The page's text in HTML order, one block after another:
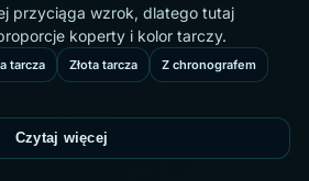
przyciąga wzrok, dlatego tutaj
koperty i kolor tarczy.
tarcza Złota tarcza Z chronografem
Czytaj więcej